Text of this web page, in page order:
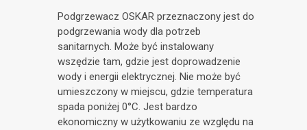
Podgrzewacz OSKAR przeznaczony jest do
podgrzewania wody dla potrzeb
sanitarnych. Może być instalowany
wszędzie tam, gdzie jest doprowadzenie
wody i energii elektrycznej. Nie może być
umieszczony w miejscu, gdzie temperatura
spada poniżej 0°C. Jest bardzo
ekonomiczny w użytkowaniu ze względu na